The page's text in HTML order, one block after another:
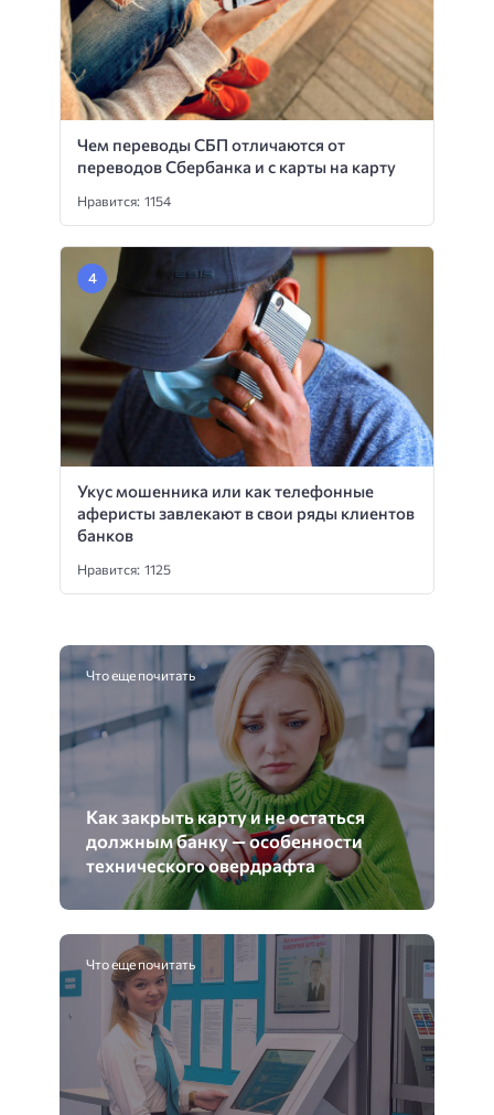
Чем переводы СБП отличаются от
переводов Сбербанка и с карты на карту
Нравится: 1154
Укус мошенника или как телефонные
аферисты завлекают в свои ряды клиентов
банков
Нравится: 1125
Что еще почитать
Как закрыть карту и не остаться
должным банку — особенности
технического овердрафта
Что еще почитать